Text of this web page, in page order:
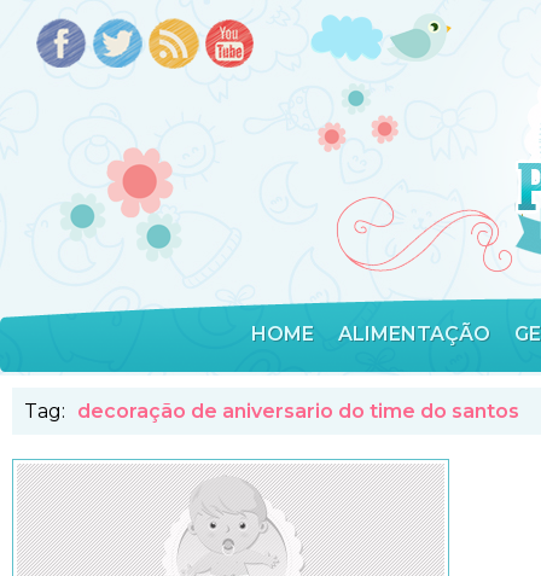
HOME ALIMENTAÇÃO
Tag: decoração de aniversario do time do santos